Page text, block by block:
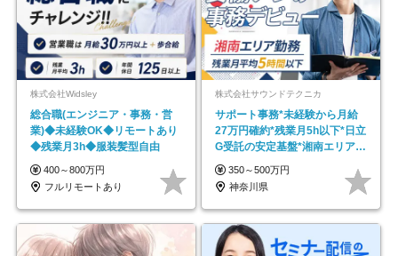
株式会社Widsley
総合職(エンジニア・事務・営
業)◆未経験OK◆リモートあり
◆残業月3h◆服装髪型自由
400～800万円
フルリモートあり
株式会社サウンドテクニカ
サポート事務*未経験から月給
27万円確約*残業月5h以下*日立
G受託の安定基盤*湘南エリア勤
務
350～500万円
神奈川県